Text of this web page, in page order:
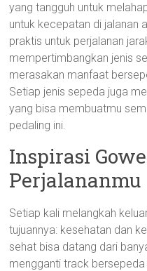
yang tangguh untuk
untuk kecepatan di jalanan
praktis untuk perjalanan
mempertimbangkan jenis
merasakan manfaat
Setiap jenis sepeda juga
yang bisa membuatmu
pedaling ini.
Inspirasi
Perjalananmu
Setiap kali melangkah
tujuannya: kesehatan dan
sehat bisa datang dari
mengganti track